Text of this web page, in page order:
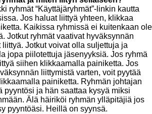
ryhmät “Käyttäjäryhmät”-linkin kautta
Jos haluat liittyä yhteen, klikkaa
Kaikissa ryhmissä ei kuitenkaan ole
Jotkut ryhmät vaativat hyväksynnän
Jotkut voivat olla suljettuja ja
jopa piilotettuja jäsenyyksiä. Jos ryhmä
siihen klikkaamalla painiketta. Jos
liittymistä varten, voit pyytää
painiketta. Ryhmän johtajan
pyyntösi ja hän saattaa kysyä miksi
Älä häiriköi ryhmän ylläpitäjiä jos
pyyntöäsi. Heillä on syynsä.